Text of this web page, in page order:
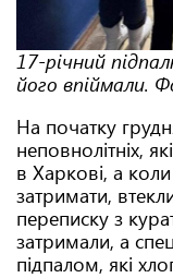
17-річний
його впіймали.
На початку
неповнолітніх,
в Харкові, а
затримати,
переписку з
затримали, а
підпалом, які